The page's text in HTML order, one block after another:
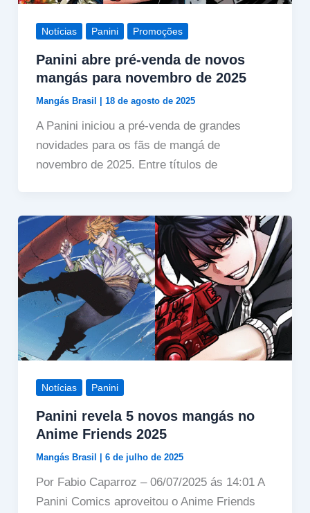
Notícias Panini Promoções
Panini abre pré-venda de novos
mangás para novembro de 2025
Mangás Brasil 18 de agosto de 2025
A Panini iniciou a pré-venda de grandes
novidades para os fãs de mangá de
novembro de 2025. Entre títulos de
Notícias Panini
Panini revela 5 novos mangás no
Anime Friends 2025
Mangás Brasil | 6 de julho de 2025
Por Fabio Caparroz – 06/07/2025 ás 14:01 A
Panini Comics aproveitou o Anime Friends